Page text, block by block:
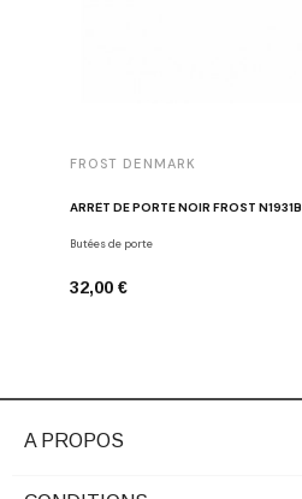
FROST DENMARK
ARRÊT DE PORTE NOIR FROST N1931B
Butées de porte
32,00 €
A PROPOS